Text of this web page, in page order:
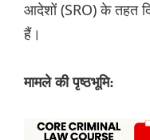
आदेशों (SRO) के तहत
हैं।
मामले की पृष्ठभूमि: